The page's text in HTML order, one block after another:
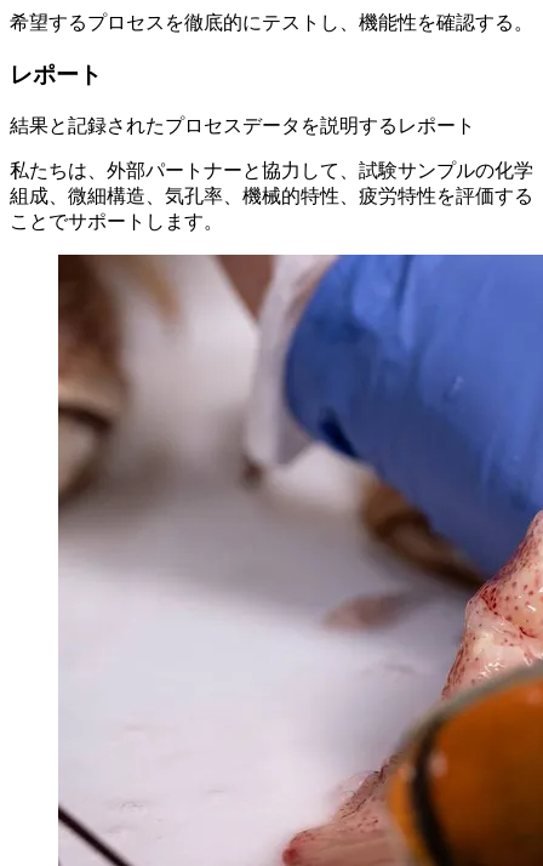
希望するプロセスを徹底的にテストし、機能性を確認する。
レポート
結果と記録されたプロセスデータを説明するレポート
私たちは、外部パートナーと協力して、試験サンプルの化学
組成、微細構造、気孔率、機械的特性、疲労特性を評価する
ことでサポートします。